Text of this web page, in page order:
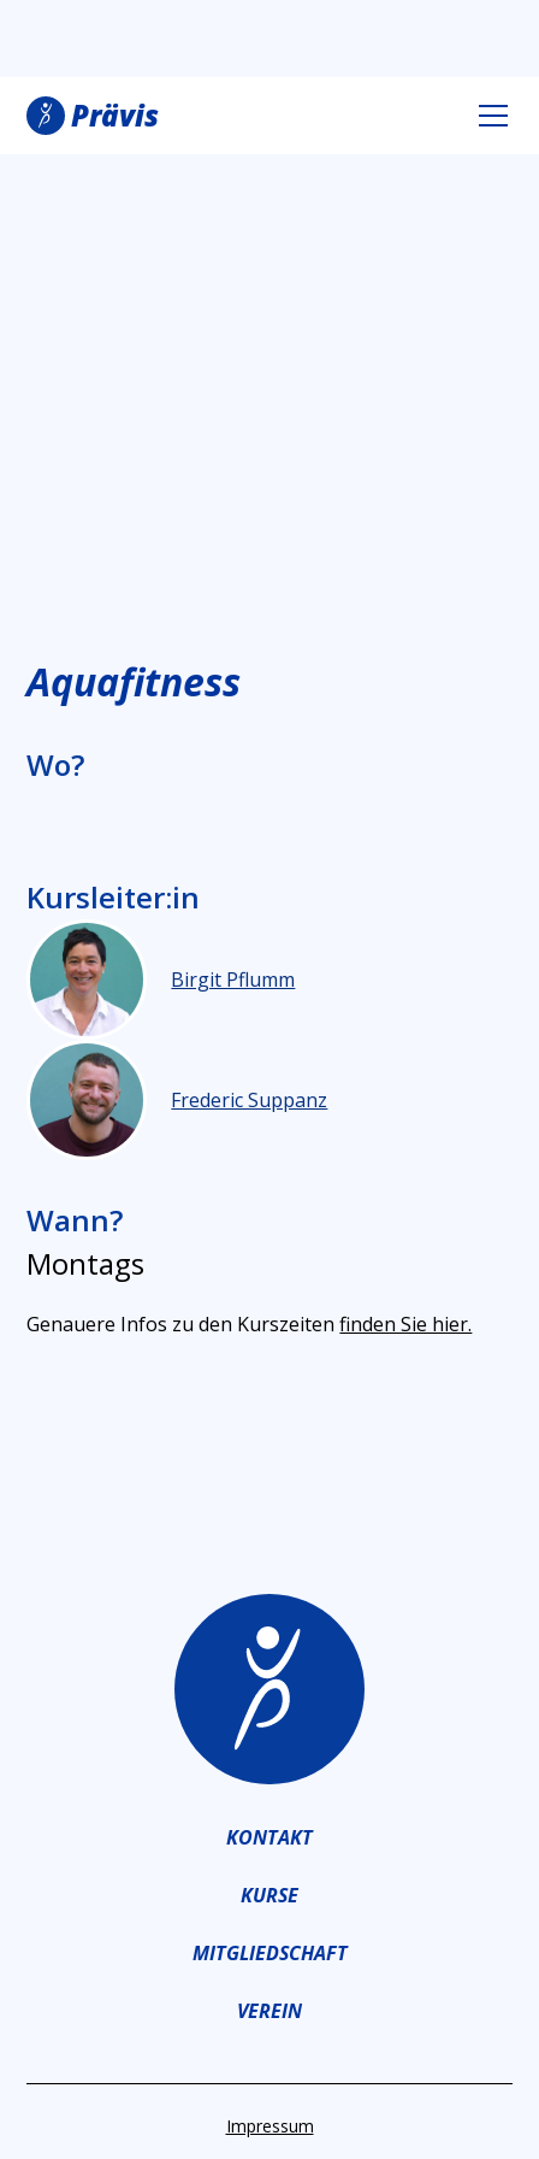
Prävis
Aquafitness
Wo?
Kursleiter:in
Birgit Pflumm
Frederic Suppanz
Wann?
Montags
Genauere Infos zu den Kurszeitenfinden Sie hier.
KONTAKT
KURSE
MITGLIEDSCHAFT
VEREIN
Impressum